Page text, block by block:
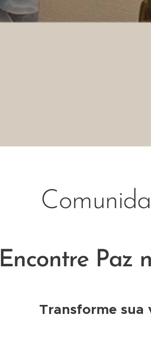
Encontre Paz
Transforme sua